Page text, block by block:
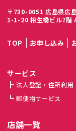
〒730-0051 広島県広
1-1-20 相生橋ビル7階
TOP お申し込み
サービス
法人登記・住所利用
郵便物サービス
店舗一覧